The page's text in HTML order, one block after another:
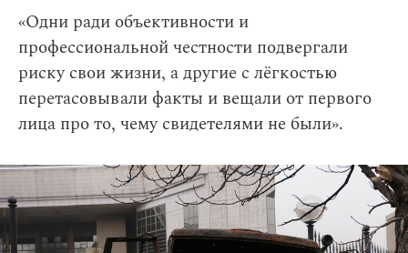
«Одни ради объективности и
профессиональной честности подвергали
риску свои жизни, а другие с лёгкостью
перетасовывали факты и вещали от первого
лица про то, чему свидетелями не были».